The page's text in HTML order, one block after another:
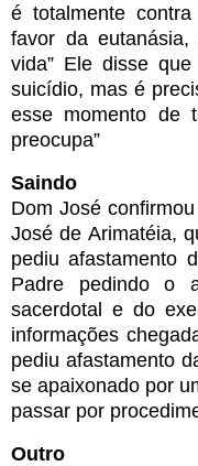
é totalmente
favor da
vida” Ele disse
suicídio, mas é
esse momento de
preocupa”
Saindo
Dom José
José de Arimatéia,
pediu afastamento
Padre pedindo o
sacerdotal e do
informações
pediu afastamento
se apaixonado por
passar por
Outro